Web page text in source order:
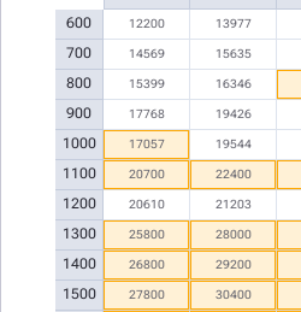
600
700
800
900
1000
1100
1200
1300
1400
1500
12200 13977
14569 15635
15399 16346
17768 19426
17057 19544
20700 22400
20610 21203
25800 28000
26800 29200
27800 30400